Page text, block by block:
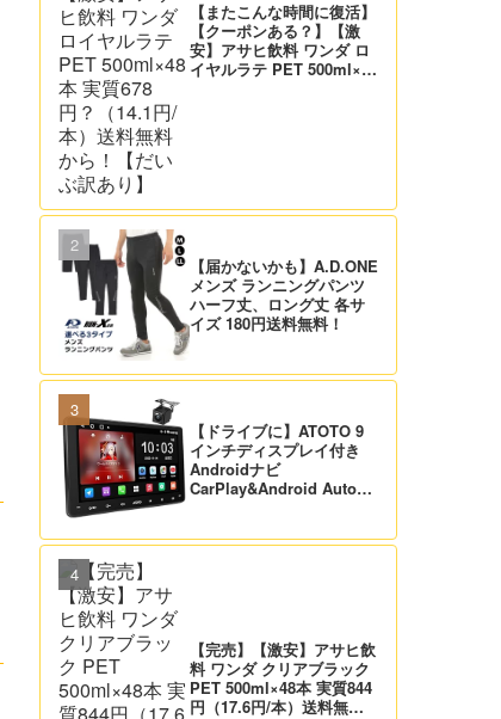
【またこんな時間に復活】
【クーポンある？】【激
安】アサヒ飲料 ワンダ ロ
イヤルラテ PET 500ml×48
【届かないかも】A.D.ONE
メンズ ランニングパンツ
ハーフ丈、ロング丈 各サ
イズ 180円送料無料！
【ドライブに】ATOTO 9
インチディスプレイ付き
Androidナビ
CarPlay&Android Auto対
【完売】【激安】アサヒ飲
料 ワンダ クリアブラック
PET 500ml×48本 実質844
円（17.6円/本）送料無料